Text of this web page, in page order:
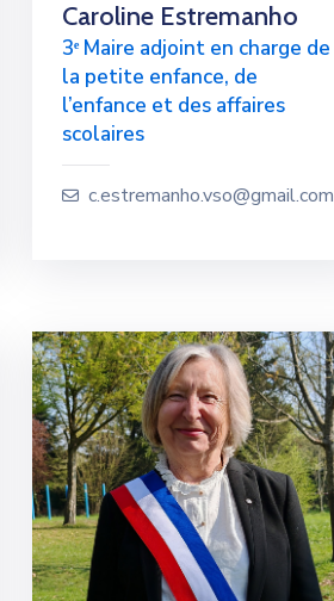
Caroline Estremanho
3ᵉ Maire adjoint en charge de
la petite enfance, de
l’enfance et des affaires
scolaires
c.estremanho.vso@gmail.com